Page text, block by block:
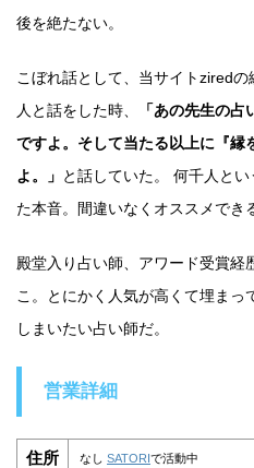
後を絶たない。
こぼれ話として、当サイトzired
人と話をした時、
「あの先生の
ですよ。そして当たる以上に『縁
よ。」 と話していた。 何千人と
た本音。間違いなくオススメでき
殿堂入り占い師、アワード受賞経
こ。とにかく人気が高くて埋まっ
しまいたい占い師だ。
営業詳細
住所 なし SATORIで活動中